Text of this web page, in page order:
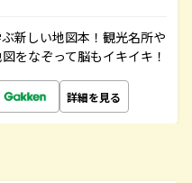
新しい地図本！観光名所や
をなぞって脳もイキイキ！
詳細を見る